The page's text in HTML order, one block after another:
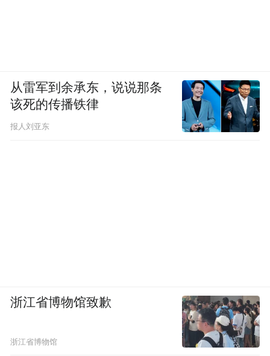
从雷军到余承东，说说那条
该死的传播铁律
报人刘亚东
浙江省博物馆致歉
浙江省博物馆